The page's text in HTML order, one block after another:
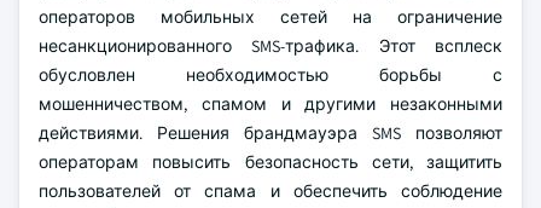
операторов мобильных сетей на ограничение
несанкционированного SMS-трафика. Этот всплеск
обусловлен необходимостью борьбы с
мошенничеством, спамом и другими незаконными
действиями. Решения брандмауэра SMS позволяют
операторам повысить безопасность сети, защитить
пользователей от спама и обеспечить соблюдение